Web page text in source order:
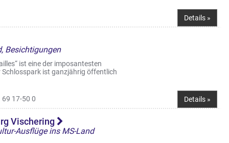
Details »
Besichtigungen
ist eine der imposantesten
ist ganzjährig öffentlich
17-50 0 Details »
Vischering
Ausflüge ins MS-Land